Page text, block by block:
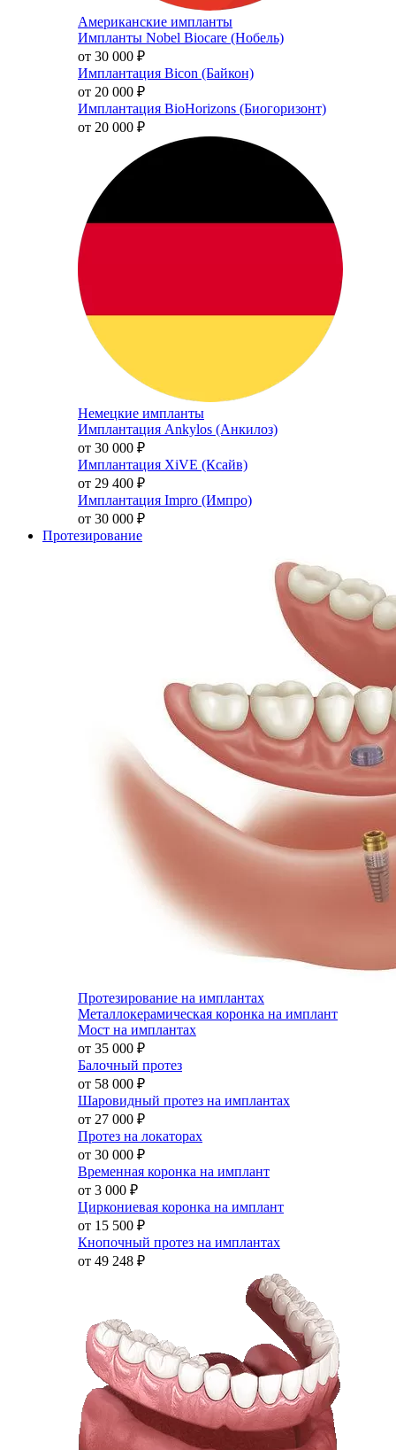
Американские импланты
Импланты Nobel Biocare (Нобель)
от 30 000 ₽
Имплантация Bicon (Байкон)
от 20 000 ₽
Имплантация BioHorizons (Биогоризонт)
от 20 000 ₽
Немецкие импланты
Имплантация Ankylos (Анкилоз)
от 30 000 ₽
Имплантация XiVE (Ксайв)
от 29 400 ₽
Имплантация Impro (Импро)
от 30 000 ₽
Протезирование
Протезирование на имплантах
Металлокерамическая коронка на имплант
Мост на имплантах
от 35 000 ₽
Балочный протез
от 58 000 ₽
Шаровидный протез на имплантах
от 27 000 ₽
Протез на локаторах
от 30 000 ₽
Временная коронка на имплант
от 3 000 ₽
Циркониевая коронка на имплант
от 15 500 ₽
Кнопочный протез на имплантах
от 49 248 ₽